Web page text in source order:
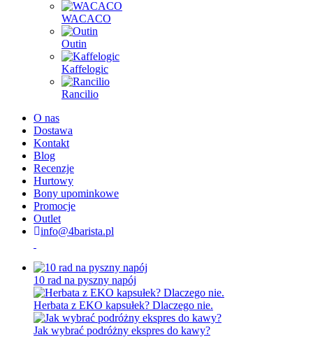
WACACO
Outin
Kaffelogic
Rancilio
O nas
Dostawa
Kontakt
Blog
Recenzje
Hurtowy
Bony upominkowe
Promocje
Outlet
info@4barista.pl
10 rad na pyszny napój
Herbata z EKO kapsułek? Dlaczego nie.
Jak wybrać podróżny ekspres do kawy?